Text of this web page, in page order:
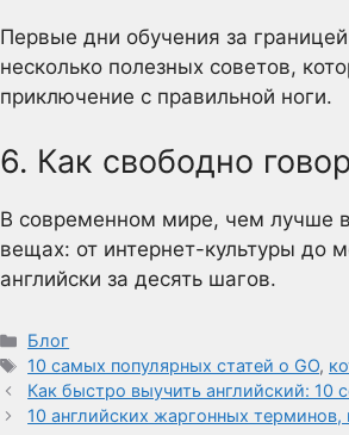
Первые дни обучения за
несколько полезных советов,
приключение с правильной ноги.
6. Как свободно
В современном мире, чем лучше
вещах: от интернет-культуры до
английски за десять шагов.
Рубрики
Блог
Метки
10 самых популярных статей о GO,
Как быстро выучить английский: 10
10 английских жаргонных